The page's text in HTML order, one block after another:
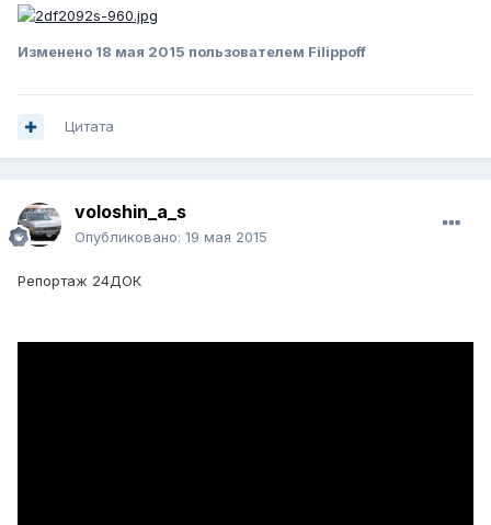
Изменено 18 мая 2015 пользователем Filippoff
Цитата
voloshin_a_s
Опубликовано: 19 мая 2015
Репортаж 24ДОК